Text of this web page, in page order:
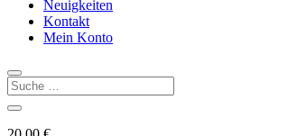
Neuigkeiten
Kontakt
Mein Konto